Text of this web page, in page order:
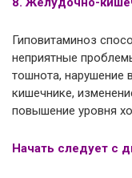
Гиповитаминоз
неприятные
тошнота, нарушение
кишечнике,
повышение уровня
Начать следует с